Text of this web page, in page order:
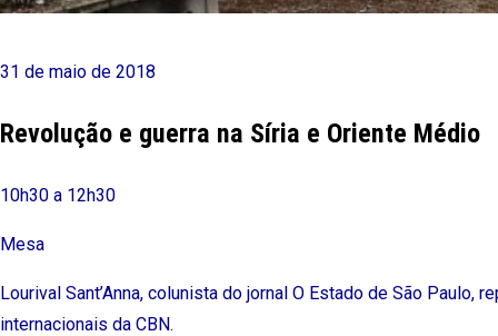
31 de maio de 2018
Revolução e guerra na Síria e Oriente Médio
10h30 a 12h30
Mesa
Lourival Sant’Anna, colunista do jornal O Estado de São Paulo,
internacionais da CBN.